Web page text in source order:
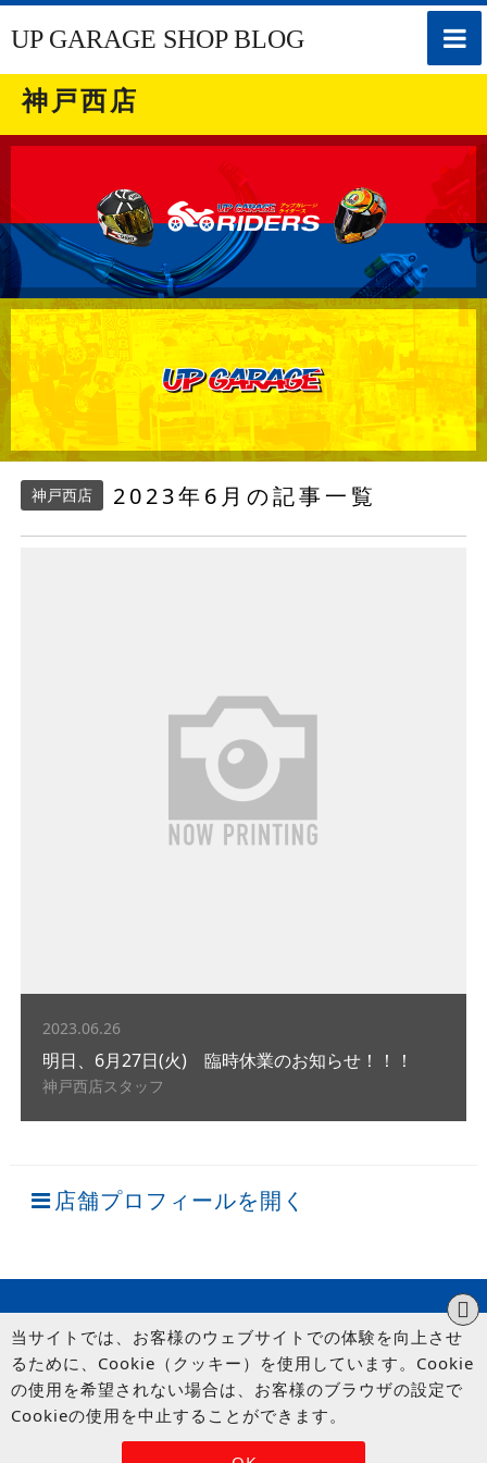
toggle
UP GARAGE SHOP BLOG
神戸西店
神戸西店 2023年6月の記事一覧
2023.06.26
明日、6月27日(火) 臨時休業のお知らせ！！！
神戸西店スタッフ
店舗プロフィールを開く
© UP GARAGE GROUP Co., Ltd.
当サイトでは、お客様のウェブサイトでの体験を向上させ
るために、Cookie（クッキー）を使用しています。Cookie
の使用を希望されない場合は、お客様のブラウザの設定で
Cookieの使用を中止することができます。